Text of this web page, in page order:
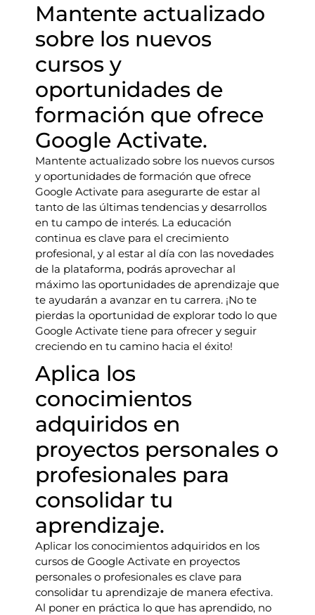
Mantente actualizado
sobre los nuevos
cursos y
oportunidades de
formación que ofrece
Google Activate.
Mantente actualizado sobre los nuevos cursos
y oportunidades de formación que ofrece
Google Activate para asegurarte de estar al
tanto de las últimas tendencias y desarrollos
en tu campo de interés. La educación
continua es clave para el crecimiento
profesional, y al estar al día con las novedades
de la plataforma, podrás aprovechar al
máximo las oportunidades de aprendizaje que
te ayudarán a avanzar en tu carrera. ¡No te
pierdas la oportunidad de explorar todo lo que
Google Activate tiene para ofrecer y seguir
creciendo en tu camino hacia el éxito!
Aplica los
conocimientos
adquiridos en
proyectos personales o
profesionales para
consolidar tu
aprendizaje.
Aplicar los conocimientos adquiridos en los
cursos de Google Activate en proyectos
personales o profesionales es clave para
consolidar tu aprendizaje de manera efectiva.
Al poner en práctica lo que has aprendido, no